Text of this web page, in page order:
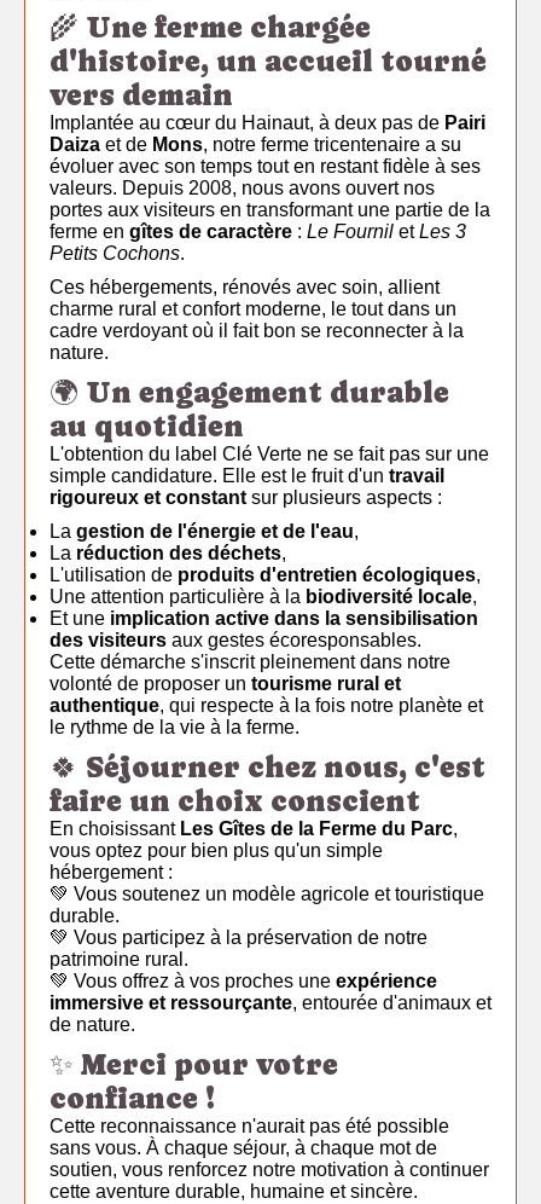
🌾 Une ferme chargée
d'histoire, un accueil tourné
vers demain
Implantée au cœur du Hainaut, à deux pas de Pairi
Daiza et de Mons, notre ferme tricentenaire a su
évoluer avec son temps tout en restant fidèle à ses
valeurs. Depuis 2008, nous avons ouvert nos
portes aux visiteurs en transformant une partie de la
ferme en gîtes de caractère : Le Fournil etLes 3
Petits Cochons.
Ces hébergements, rénovés avec soin, allient
charme rural et confort moderne, le tout dans un
cadre verdoyant où il fait bon se reconnecter à la
nature.
🌍 Un engagement durable
au quotidien
L'obtention du label Clé Verte ne se fait pas sur une
simple candidature. Elle est le fruit d'un travail
rigoureux et constantsur plusieurs aspects :
La gestion de l'énergie et de l'eau,
La réduction des déchets,
L'utilisation de produits d'entretien écologiques,
Une attention particulière à la biodiversité locale,
Et une implication active dans la sensibilisation
des visiteurs aux gestes écoresponsables.
Cette démarche s'inscrit pleinement dans notre
volonté de proposer un tourisme rural et
authentique, qui respecte à la fois notre planète et
le rythme de la vie à la ferme.
🍀 Séjourner chez nous, c'est
faire un choix conscient
En choisissant Les Gîtes de la Ferme du Parc,
vous optez pour bien plus qu'un simple
hébergement :
💚 Vous soutenez un modèle agricole et touristique
durable.
💚 Vous participez à la préservation de notre
patrimoine rural.
💚 Vous offrez à vos proches une expérience
immersive et ressourçante, entourée d'animaux et
de nature.
✨ Merci pour votre
confiance !
Cette reconnaissance n'aurait pas été possible
sans vous. À chaque séjour, à chaque mot de
soutien, vous renforcez notre motivation à continuer
cette aventure durable, humaine et sincère.